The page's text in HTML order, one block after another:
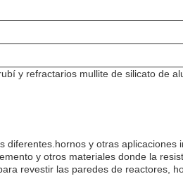
y refractarios mullite de silicato de
diferentes.hornos y otras aplicaciones
y otros materiales donde la
revestir las paredes de reactores,